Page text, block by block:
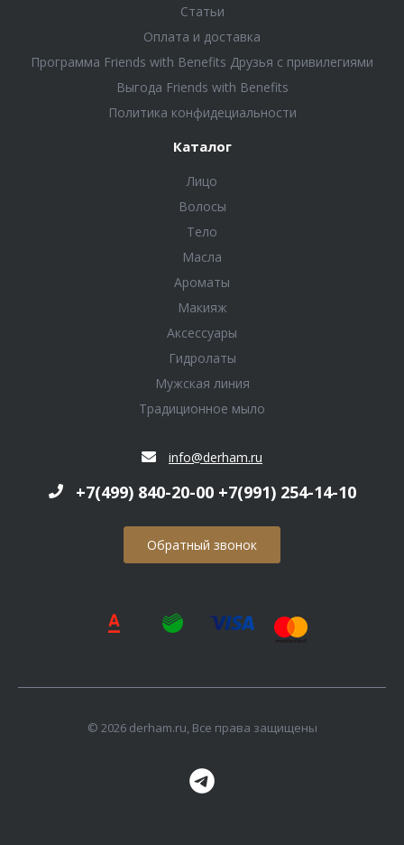
Статьи
Оплата и доставка
Программа Friends with Benefits Друзья с привилегиями
Выгода Friends with Benefits
Политика конфидециальности
Каталог
Лицо
Волосы
Тело
Масла
Ароматы
Макияж
Аксессуары
Гидролаты
Мужская линия
Традиционное мыло
info@derham.ru
+7(499) 840-20-00 +7(991) 254-14-10
Обратный звонок
© 2026 derham.ru, Все права защищены